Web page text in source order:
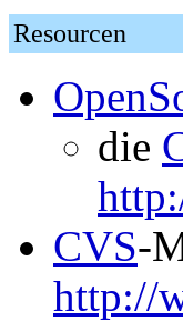
Resourcen
die
CVS-
http://